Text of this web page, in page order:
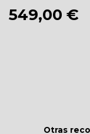
549,00 €
Otras